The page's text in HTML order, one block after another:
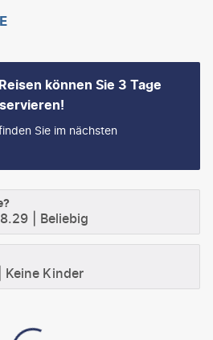
können Sie 3 Tage
Sie im nächsten
Beliebig
Keine Kinder